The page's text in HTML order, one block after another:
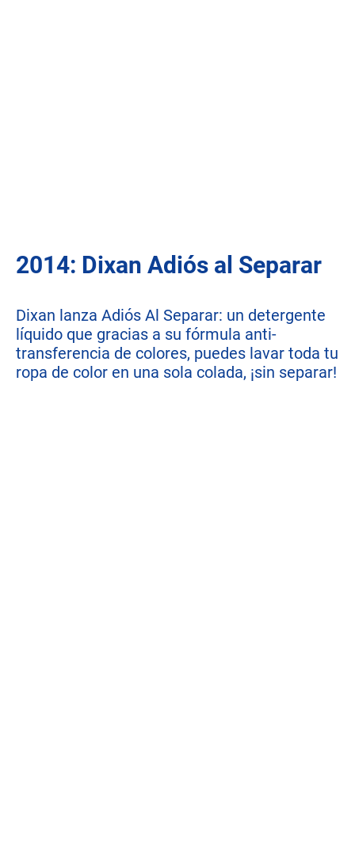
2014: Dixan Adiós al Separar
Dixan lanza Adiós Al Separar: un detergente
líquido que gracias a su fórmula anti-
transferencia de colores, puedes lavar toda tu
ropa de color en una sola colada, ¡sin separar!